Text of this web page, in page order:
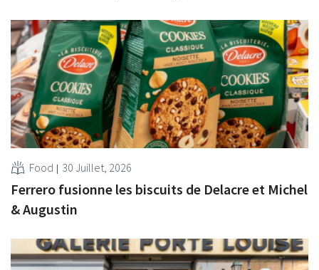
Food 30 Juillet, 2026
Ferrero fusionne les biscuits de Delacre et Michel
& Augustin